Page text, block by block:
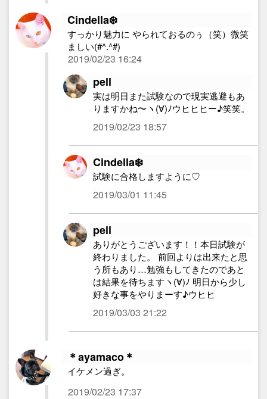
Cindella❄️
すっかり魅力に やられておるのぅ（笑）微笑
ましい(#^.^#)
2019/02/23 16:24
pell
実は明日また試験なので現実逃避もあ
りますかね〜ヽ(∀)ﾉウヒヒヒー♪笑笑。
2019/02/23 18:57
Cindella❄️
試験に合格しますように♡
2019/03/01 11:45
pell
ありがとうございます！！本日試験が
終わりました。 前回よりは出来たと思
う所もあり…勉強もしてきたのであと
は結果を待ちますヽ(∀)ﾉ 明日から少し
好きな事をやりまーす♪ウヒヒ
2019/03/03 21:22
＊ayamaco＊
イケメン過ぎ。
2019/02/23 17:37